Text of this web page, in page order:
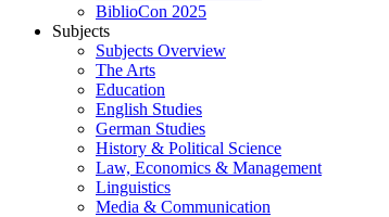
BiblioCon 2025
Subjects
Subjects Overview
The Arts
Education
English Studies
German Studies
History & Political Science
Law, Economics & Management
Linguistics
Media & Communication